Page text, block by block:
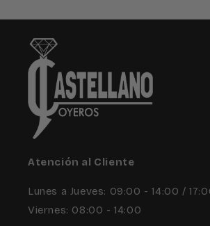
Atención al Cliente
Lunes a Jueves: 09:00 - 14:00 /
Viernes: 08:00 - 14:00